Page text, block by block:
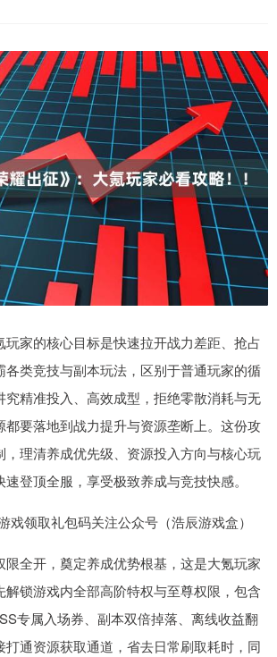
玩家的核心目标是快速拉开战力差距、抢占
各类竞技与副本玩法，区别于普通玩家的循
究精准投入、高效成型，拒绝零散消耗与无
都要落地到战力提升与资源垄断上。这份攻
，理清养成优先级、资源投入方向与核心玩
登顶全服，享受极致养成与竞技快感。
戏领取礼包码关注公众号（浩辰游戏盒）
限全开，奠定养成优势根基，这是大氪玩家
解锁游戏内全部高阶特权与至尊权限，包含
专属入场券、副本双倍掉落、离线收益翻
打通资源获取通道，省去日常刷取耗时，同